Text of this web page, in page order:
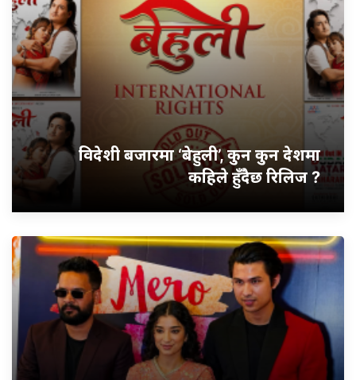
विदेशी बजारमा ‘बेहुली’, कुन कुन देशमा
कहिले हुँदैछ रिलिज ?